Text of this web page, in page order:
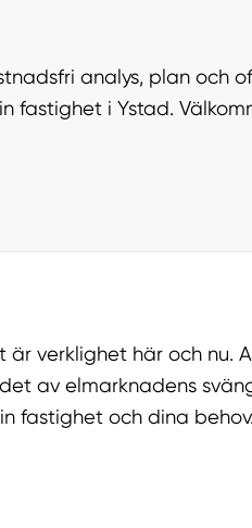
analys, plan och
fastighet i Ystad.
verklighet här och nu.
av elmarknadens
fastighet och dina behov.